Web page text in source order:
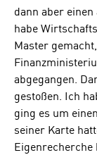
dann aber
habe
Master
abgegangen.
gestoßen. Ich
ging es um
seiner Karte
Eigenrecherche